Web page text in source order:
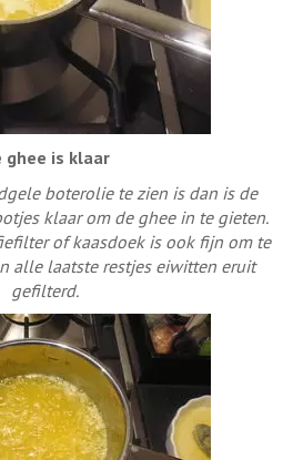
ghee is klaar
boterolie te zien is dan is de
klaar om de ghee in te gieten.
of kaasdoek is ook fijn om te
alle laatste restjes eiwitten eruit
gefilterd.